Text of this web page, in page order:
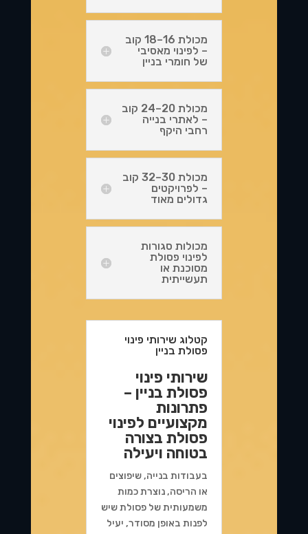
מכולת 16–18 קוב
– לפינוי מאסיבי
של חומרי בניין
מכולת 20–24 קוב
– לאתרי בנייה
רחבי היקף
מכולת 30–32 קוב
– לפרויקטים
גדולים מאוד
מכולות סגורות
לפינוי פסולת
מסוכנת או
תעשייתית
קטלוג שירותי פינוי
פסולת בניין
שירותי פינוי
פסולת בניין –
פתרונות
מקצועיים לפינוי
פסולת בצורה
בטוחה ויעילה
בעבודות בנייה, שיפוצים
או הריסה, נוצרת כמות
משמעותית של פסולת שיש
לפנות באופן מסודר, יעיל